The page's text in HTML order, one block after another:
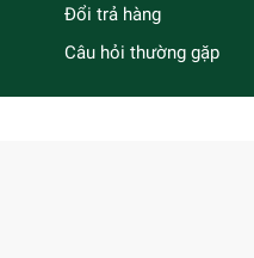
Đổi trả hàng
Câu hỏi thường gặp